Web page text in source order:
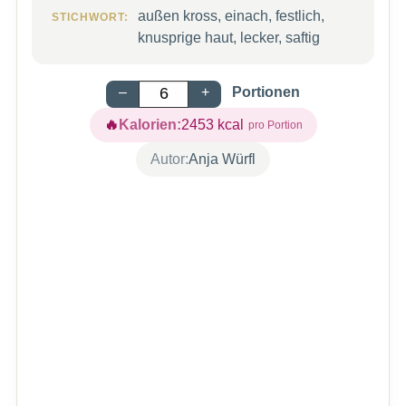
STICHWORT:
außen kross, einach, festlich,
knusprige haut, lecker, saftig
– + Portionen
Kalorien:2453 kcal
Autor:Anja Würfl